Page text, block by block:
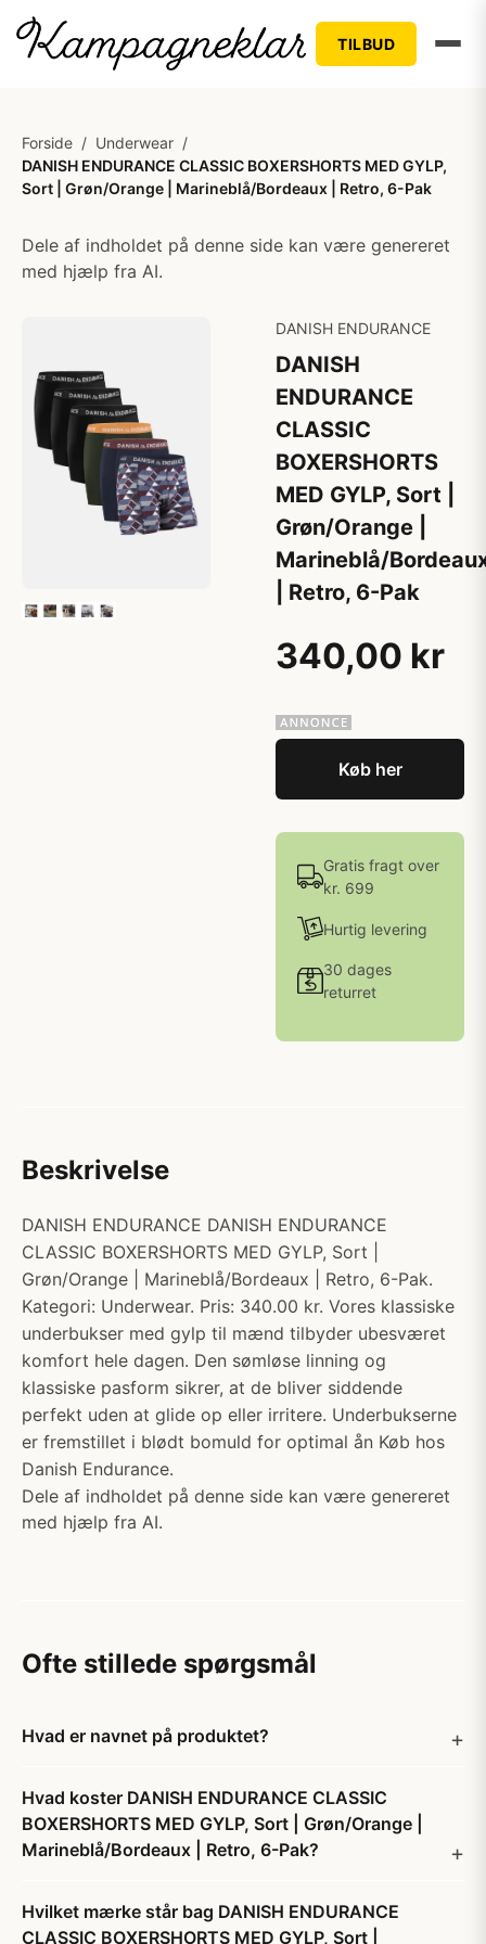
TILBUD
Forside / Underwear /
DANISH ENDURANCE CLASSIC BOXERSHORTS MED GYLP,
Sort | Grøn/Orange | Marineblå/Bordeaux | Retro, 6-Pak
Dele af indholdet på denne side kan være genereret
med hjælp fra AI.
DANISH ENDURANCE
DANISH
ENDURANCE
CLASSIC
BOXERSHORTS
MED GYLP, Sort |
Grøn/Orange |
Marineblå/
| Retro, 6-Pak
340,00 kr
Køb her
Gratis fragt over
kr. 699
Hurtig levering
30 dages
returret
Beskrivelse
DANISH ENDURANCE DANISH ENDURANCE
CLASSIC BOXERSHORTS MED GYLP, Sort |
Grøn/Orange | Marineblå/Bordeaux | Retro, 6-Pak.
Kategori: Underwear. Pris: 340.00 kr. Vores klassiske
underbukser med gylp til mænd tilbyder ubesværet
komfort hele dagen. Den sømløse linning og
klassiske pasform sikrer, at de bliver siddende
perfekt uden at glide op eller irritere. Underbukserne
er fremstillet i blødt bomuld for optimal ån Køb hos
Danish Endurance.
Dele af indholdet på denne side kan være genereret
med hjælp fra AI.
Ofte stillede spørgsmål
Hvad er navnet på produktet?
Hvad koster DANISH ENDURANCE CLASSIC
BOXERSHORTS MED GYLP, Sort | Grøn/Orange |
Marineblå/Bordeaux | Retro, 6-Pak?
Hvilket mærke står bag DANISH ENDURANCE
CLASSIC BOXERSHORTS MED GYLP, Sort |